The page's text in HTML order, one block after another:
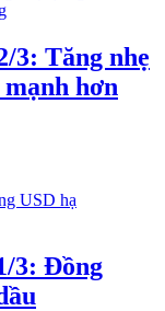
3: Tăng nhẹ
hơn
3: Đồng